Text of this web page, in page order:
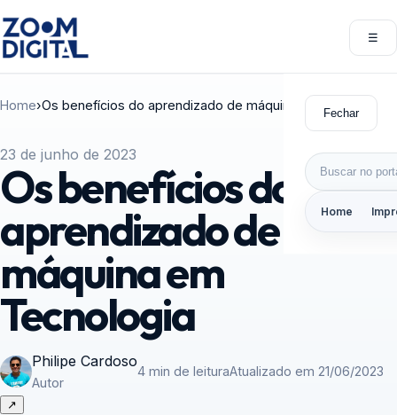
☰
Fechar
Buscar por:
Home
Home›Os benefícios do aprendizado de máquina em Tecnologia
23 de junho de 2023
Os benefícios do
aprendizado de
máquina em
Tecnologia
Philipe Cardoso
Autor
4 min de leituraAtualizado em 21/06/2023
↗